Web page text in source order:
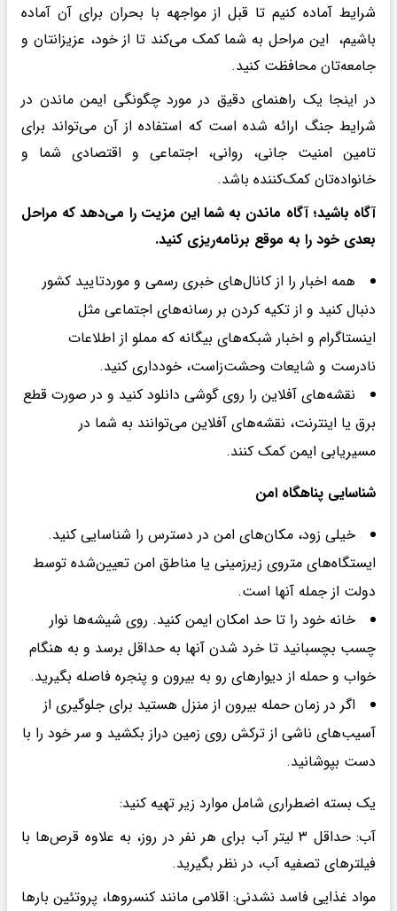
شرایط آماده کنیم تا قبل از مواجهه با بحران برای آن آماده
باشیم، این مراحل به شما کمک می‌کند تا از خود، عزیزانتان و
جامعه‌تان محافظت کنید.
در اینجا یک راهنمای دقیق در مورد چگونگی ایمن ماندن در
شرایط جنگ ارائه شده است که استفاده از آن می‌تواند برای
تامین امنیت جانی، روانی، اجتماعی و اقتصادی شما و
خانواده‌تان کمک‌کننده باشد.
آگاه باشید؛ آگاه ماندن به شما این مزیت را می‌دهد که مراحل
بعدی خود را به موقع برنامه‌ریزی کنید.
همه اخبار را از کانال‌های خبری رسمی و موردتایید کشور
دنبال کنید و از تکیه کردن بر رسانه‌های اجتماعی مثل
اینستاگرام و اخبار شبکه‌های بیگانه که مملو از اطلاعات
نادرست و شایعات وحشت‌زاست، خودداری کنید.
نقشه‌های آفلاین را روی گوشی دانلود کنید و در صورت قطع
برق یا اینترنت، نقشه‌های آفلاین می‌توانند به شما در
مسیریابی ایمن کمک کنند.
شناسایی پناهگاه امن
خیلی زود، مکان‌های امن در دسترس را شناسایی کنید.
ایستگاه‌های متروی زیرزمینی یا مناطق امن تعیین‌شده توسط
دولت از جمله آنها است.
خانه خود را تا حد امکان ایمن کنید. روی شیشه‌ها نوار
چسب بچسبانید تا خرد شدن آنها به حداقل برسد و به هنگام
خواب و حمله از دیوارهای رو به بیرون و پنجره فاصله بگیرید.
اگر در زمان حمله بیرون از منزل هستید برای جلوگیری از
آسیب‌های ناشی از ترکش روی زمین دراز بکشید و سر خود را با
دست بپوشانید.
یک بسته اضطراری شامل موارد زیر تهیه کنید:
آب: حداقل ۳ لیتر آب برای هر نفر در روز، به علاوه قرص‌ها با
فیلترهای تصفیه آب، در نظر بگیرید.
مواد غذایی فاسد نشدنی: اقلامی مانند کنسروها، پروتئین بارها